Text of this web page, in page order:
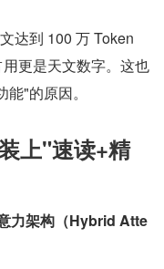
达到 100 万 Token
更是天文数字。这也
"的原因。
上"速读+精
力架构（Hybrid Atte